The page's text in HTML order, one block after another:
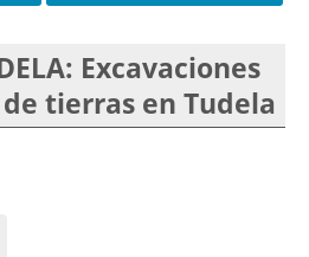
Excavaciones
tierras en Tudela